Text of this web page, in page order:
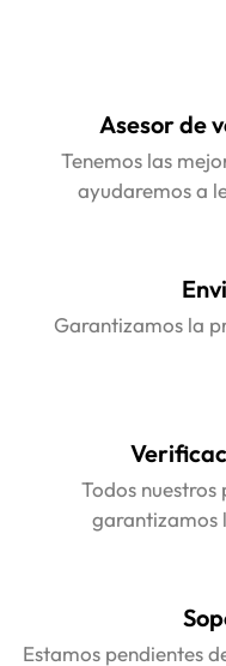
Asesor de
Tenemos las
ayudaremos a
Garantizamos la
Todos nuestros
garantizamos
Estamos pendientes